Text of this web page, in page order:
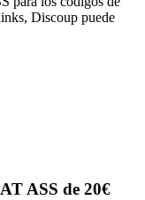
Discoup puede
ASS de 20€